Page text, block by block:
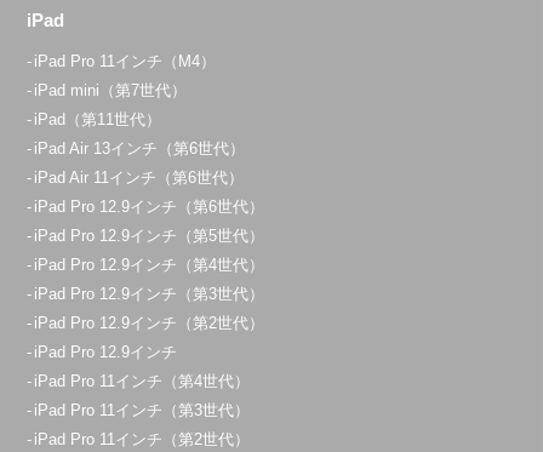
070-1297-4638
アクセス
朝霞店
定休日：年中無休
080-3365-9909
アクセス
久喜菖蒲店
10：00～21：00
iPad
iPad Pro 11インチ（M4）
iPad mini（第7世代）
iPad（第11世代）
iPad Air 13インチ（第6世代）
iPad Air 11インチ（第6世代）
iPad Pro 12.9インチ（第6世代）
iPad Pro 12.9インチ（第5世代）
iPad Pro 12.9インチ（第4世代）
iPad Pro 12.9インチ（第3世代）
iPad Pro 12.9インチ（第2世代）
iPad Pro 12.9インチ
iPad Pro 11インチ（第4世代）
iPad Pro 11インチ（第3世代）
iPad Pro 11インチ（第2世代）